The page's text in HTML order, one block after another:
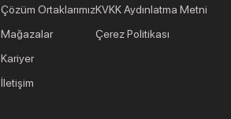
Çözüm Ortaklarımız
Mağazalar
Kariyer
İletişim
KVKK Aydınlatma Metni
Çerez Politikası